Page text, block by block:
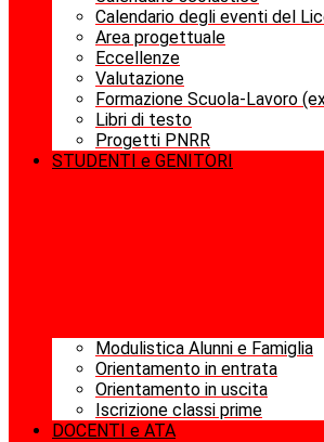
Calendario degli eventi del
Area progettuale
Eccellenze
Valutazione
Formazione Scuola-Lavoro
Libri di testo
Progetti PNRR
STUDENTI e GENITORI
Modulistica Alunni e Famiglia
Orientamento in entrata
Orientamento in uscita
Iscrizione classi prime
DOCENTI e ATA